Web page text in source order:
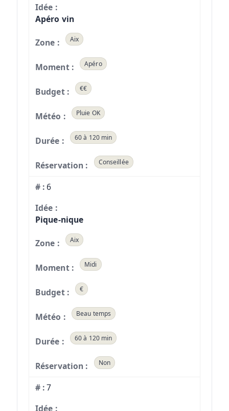
Apéro vin
Aix
Apéro
€€
Pluie OK
60 à 120 min
Conseillée
6
Pique-nique
Aix
Midi
€
Beau temps
60 à 120 min
Non
7